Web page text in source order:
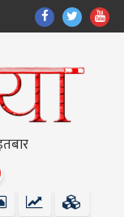
Find
Us
Facebook
Find
Us
Twitter
Us